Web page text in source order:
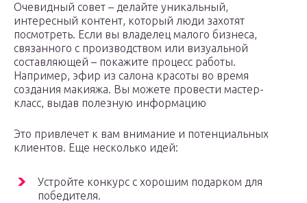
Очевидный совет – делайте уникальный,
интересный контент, который люди захотят
посмотреть. Если вы владелец малого бизнеса,
связанного с производством или визуальной
составляющей – покажите процесс работы.
Например, эфир из салона красоты во время
создания макияжа. Вы можете провести мастер-
класс, выдав полезную информацию
Это привлечет к вам внимание и потенциальных
клиентов. Еще несколько идей:
Устройте конкурс с хорошим подарком для
победителя.